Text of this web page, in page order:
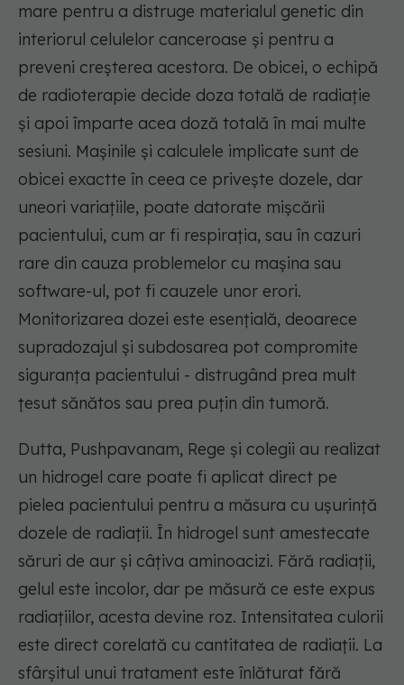
mare pentru a distruge materialul genetic din
interiorul celulelor canceroase și pentru a
preveni creșterea acestora. De obicei, o echipă
de radioterapie decide doza totală de radiație
și apoi împarte acea doză totală în mai multe
sesiuni. Mașinile și calculele implicate sunt de
obicei exactte în ceea ce privește dozele, dar
uneori variațiile, poate datorate mișcării
pacientului, cum ar fi respirația, sau în cazuri
rare din cauza problemelor cu mașina sau
software-ul, pot fi cauzele unor erori.
Monitorizarea dozei este esențială, deoarece
supradozajul și subdosarea pot compromite
siguranța pacientului - distrugând prea mult
țesut sănătos sau prea puțin din tumoră.
Dutta, Pushpavanam, Rege și colegii au realizat
un hidrogel care poate fi aplicat direct pe
pielea pacientului pentru a măsura cu ușurință
dozele de radiații. În hidrogel sunt amestecate
săruri de aur și câțiva aminoacizi. Fără radiații,
gelul este incolor, dar pe măsură ce este expus
radiațiilor, acesta devine roz. Intensitatea culorii
este direct corelată cu cantitatea de radiații. La
sfârșitul unui tratament este înlăturat fără